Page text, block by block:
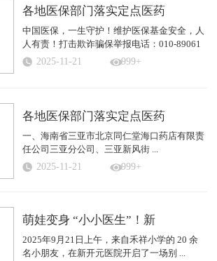
各地医保部门落实定点医药
中国医保，一生守护！维护医保基金安全，人
人有责！打击欺诈骗保举报电话：010-89061
...
2025-11-21 999+
各地医保部门落实定点医药
一、海南省三亚市北京同仁堂海口药店有限责
任公司三亚分公司、三亚新风街 ...
2025-11-21 999+
萌娃变身 “小小医生”！新
2025年9月21日上午，来自禾祥小学的 20 余
名小朋友，在新开元医院开启了一场别 ...